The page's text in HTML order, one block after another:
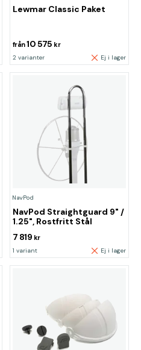
Lewmar Classic Paket
från10 575 kr
2 varianter Ej i lager
NavPod
NavPod Straightguard 9" /
1.25", Rostfritt Stål
7 819 kr
1 variant Ej i lager